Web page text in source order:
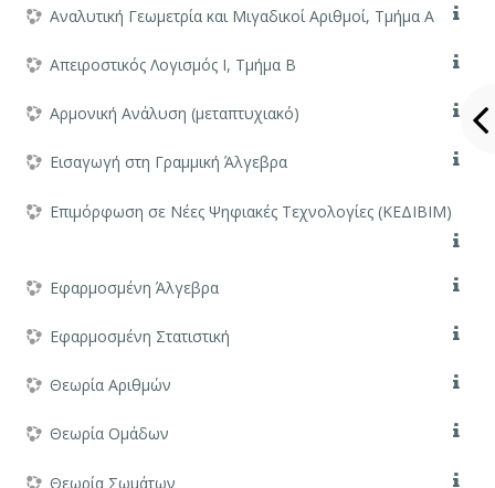
Αναλυτική Γεωμετρία και Μιγαδικοί Αριθμοί, Τμήμα Α
Απειροστικός Λογισμός Ι, Τμήμα Β
Αρμονική Ανάλυση (μεταπτυχιακό)
Εισαγωγή στη Γραμμική Άλγεβρα
Επιμόρφωση σε Νέες Ψηφιακές Τεχνολογίες (ΚΕΔΙΒΙΜ)
Εφαρμοσμένη Άλγεβρα
Εφαρμοσμένη Στατιστική
Θεωρία Αριθμών
Θεωρία Ομάδων
Θεωρία Σωμάτων